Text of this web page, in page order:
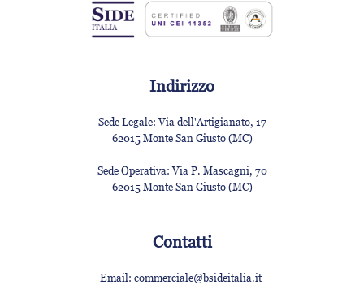
Indirizzo
Sede Legale:Via dell'Artigianato, 17
62015 Monte San Giusto (MC)
Sede Operativa:Via P. Mascagni, 70
62015 Monte San Giusto (MC)
Contatti
Email: commerciale@bsideitalia.it